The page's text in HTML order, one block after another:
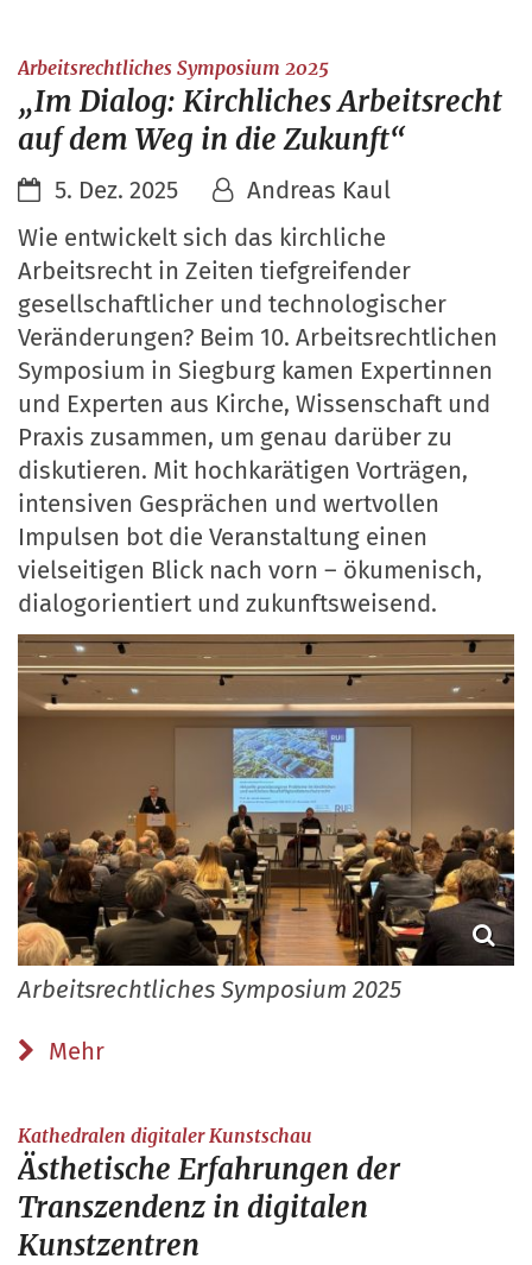
Arbeitsrechtliches Symposium 2025:
„Im Dialog: Kirchliches Arbeitsrecht
auf dem Weg in die Zukunft“
5. Dez. 2025
Andreas Kaul
Wie entwickelt sich das kirchliche
Arbeitsrecht in Zeiten tiefgreifender
gesellschaftlicher und technologischer
Veränderungen? Beim 10. Arbeitsrechtlichen
Symposium in Siegburg kamen Expertinnen
und Experten aus Kirche, Wissenschaft und
Praxis zusammen, um genau darüber zu
diskutieren. Mit hochkarätigen Vorträgen,
intensiven Gesprächen und wertvollen
Impulsen bot die Veranstaltung einen
vielseitigen Blick nach vorn – ökumenisch,
dialogorientiert und zukunftsweisend.
Arbeitsrechtliches Symposium 2025
Mehr
Kathedralen digitaler Kunstschau
Ästhetische Erfahrungen der
Transzendenz in digitalen
Kunstzentren